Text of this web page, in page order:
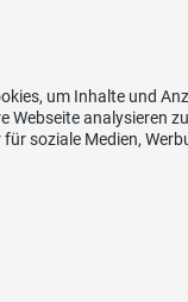
um Inhalte und
Webseite analysieren
soziale Medien,